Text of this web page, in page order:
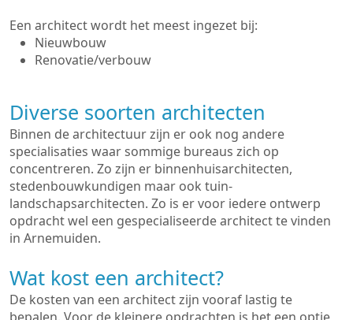
Een architect wordt het meest ingezet bij:
Nieuwbouw
Renovatie/verbouw
Diverse soorten architecten
Binnen de architectuur zijn er ook nog andere
specialisaties waar sommige bureaus zich op
concentreren. Zo zijn er binnenhuisarchitecten,
stedenbouwkundigen maar ook tuin-
landschapsarchitecten. Zo is er voor iedere ontwerp
opdracht wel een gespecialiseerde architect te vinden
in Arnemuiden.
Wat kost een architect?
De kosten van een architect zijn vooraf lastig te